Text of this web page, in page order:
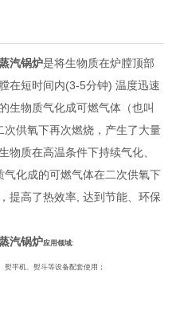
汽锅炉是将生物质在炉膛顶部
在短时间内(3-5分钟) 温度迅速
生物质气化成可燃气体（也叫
供氧下再次燃烧，产生了大量
物质在高温条件下持续气化、
化成的可燃气体在二次供氧下
提高了热效率, 达到节能、环保
汽锅炉应用领域:
平机、熨斗等设备配套使用；